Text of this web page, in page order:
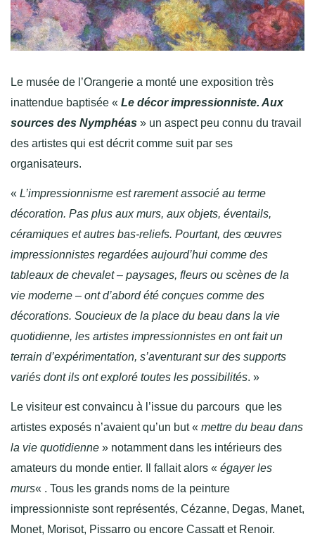
Le musée de l’Orangerie a monté une exposition très
inattendue baptisée « Le décor impressionniste. Aux
sources des Nymphéas » un aspect peu connu du travail
des artistes qui est décrit comme suit par ses
organisateurs.
« L’impressionnisme est rarement associé au terme
décoration. Pas plus aux murs, aux objets, éventails,
céramiques et autres bas-reliefs. Pourtant, des œuvres
impressionnistes regardées aujourd’hui comme des
tableaux de chevalet – paysages, fleurs ou scènes de la
vie moderne – ont d’abord été conçues comme des
décorations. Soucieux de la place du beau dans la vie
quotidienne, les artistes impressionnistes en ont fait un
terrain d’expérimentation, s’aventurant sur des supports
variés dont ils ont exploré toutes les possibilités. »
Le visiteur est convaincu à l’issue du parcours que les
artistes exposés n’avaient qu’un but « mettre du beau dans
la vie quotidienne » notamment dans les intérieurs des
amateurs du monde entier. Il fallait alors « égayer les
murs« . Tous les grands noms de la peinture
impressionniste sont représentés, Cézanne, Degas, Manet,
Monet, Morisot, Pissarro ou encore Cassatt et Renoir.